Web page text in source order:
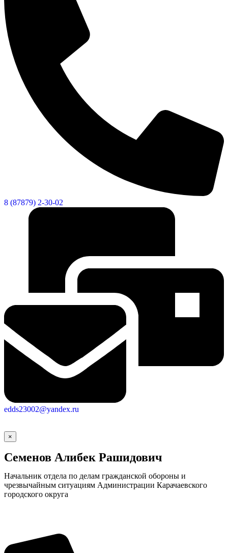
8 (87879) 2-30-02
edds23002@yandex.ru
×
Семенов Алибек Рашидович
Начальник отдела по делам гражданской обороны и
чрезвычайным ситуациям Администрации Карачаевского
городского округа